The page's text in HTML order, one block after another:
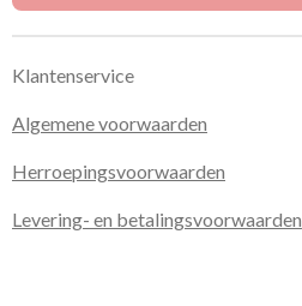
Klantenservice
Algemene voorwaarden
Herroepingsvoorwaarden
Levering- en betalingsvoorwaarden